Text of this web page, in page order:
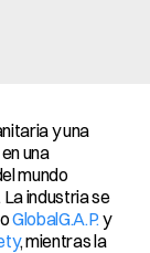
y una
una
mundo
industria se
GlobalG.A.P. y
, mientras la